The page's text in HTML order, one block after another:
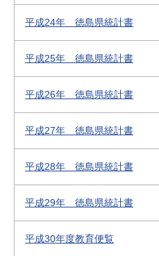
平成24年 徳島県統計書
平成25年 徳島県統計書
平成26年 徳島県統計書
平成27年 徳島県統計書
平成28年 徳島県統計書
平成29年 徳島県統計書
平成30年度教育便覧